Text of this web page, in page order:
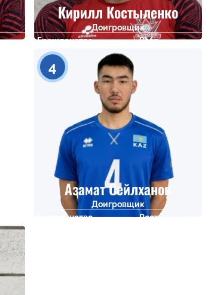
Кирилл Костыленко
Доигровщик
Гражданство
Рост
4
Азамат Сейлханов
Доигровщик
Гражданство
Рост